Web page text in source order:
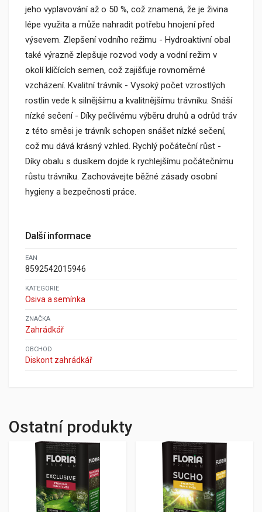
jeho vyplavování až o 50 %, což znamená, že je živina
lépe využita a může nahradit potřebu hnojení před
výsevem. Zlepšení vodního režimu - Hydroaktivní obal
také výrazně zlepšuje rozvod vody a vodní režim v
okolí klíčících semen, což zajišťuje rovnoměrné
vzcházení. Kvalitní trávník - Vysoký počet vzrostlých
rostlin vede k silnějšímu a kvalitnějšímu trávníku. Snáší
nízké sečení - Díky pečlivému výběru druhů a odrůd tráv
z této směsi je trávník schopen snášet nízké sečení,
což mu dává krásný vzhled. Rychlý počáteční růst -
Díky obalu s dusíkem dojde k rychlejšímu počátečnímu
růstu trávníku. Zachovávejte běžné zásady osobní
hygieny a bezpečnosti práce.
Další informace
EAN
8592542015946
KATEGORIE
Osiva a semínka
ZNAČKA
Zahrádkář
OBCHOD
Diskont zahrádkář
Ostatní produkty